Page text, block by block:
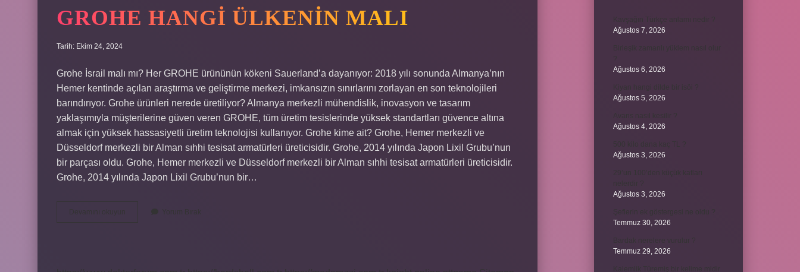
GROHE HANGI ÜLKENIN MALI
Tarih: Ekim 24, 2024
Grohe İsrail malı mı? Her GROHE ürününün kökeni Sauerland’a dayanıyor: 2018 yılı sonunda Almanya’nın
Hemer kentinde açılan araştırma ve geliştirme merkezi, imkansızın sınırlarını zorlayan en son teknolojileri
barındırıyor. Grohe ürünleri nerede üretiliyor? Almanya merkezli mühendislik, inovasyon ve tasarım
yaklaşımıyla müşterilerine güven veren GROHE, tüm üretim tesislerinde yüksek standartları güvence altına
almak için yüksek hassasiyetli üretim teknolojisi kullanıyor. Grohe kime ait? Grohe, Hemer merkezli ve
Düsseldorf merkezli bir Alman sıhhi tesisat armatürleri üreticisidir. Grohe, 2014 yılında Japon Lixil Grubu’nun
bir parçası oldu. Grohe, Hemer merkezli ve Düsseldorf merkezli bir Alman sıhhi tesisat armatürleri üreticisidir.
Grohe, 2014 yılında Japon Lixil Grubu’nun bir…
Ağustos 7, 2026
Ağustos 6, 2026
Ağustos 5, 2026
Ağustos 4, 2026
Ağustos 3, 2026
Ağustos 3, 2026
Temmuz 30, 2026
Temmuz 29, 2026